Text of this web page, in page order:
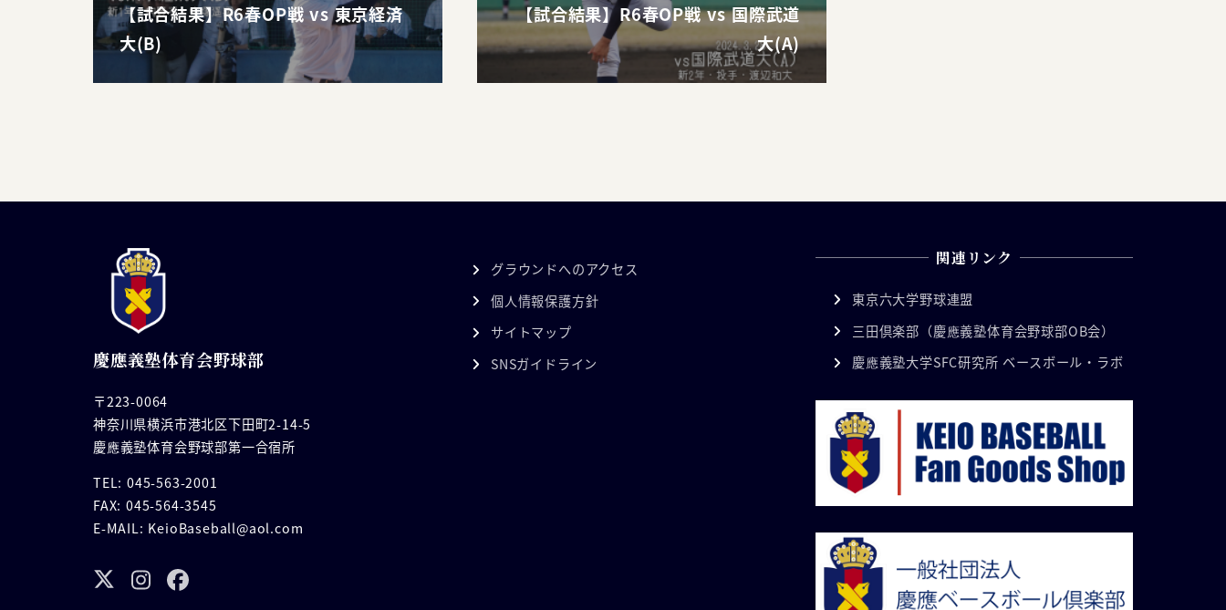
【試合結果】R6春OP戦 vs 東京経済
大(B)
【試合結果】R6春OP戦 vs 国際武道
大(A)
慶應義塾体育会野球部
〒223-0064
神奈川県横浜市港北区下田町2-14-5
慶應義塾体育会野球部第一合宿所
TEL: 045-563-2001
FAX: 045-564-3545
E-MAIL: KeioBaseball@aol.com
グラウンドへのアクセス
個人情報保護方針
サイトマップ
SNSガイドライン
関連リンク
東京六大学野球連盟
三田倶楽部（慶應義塾体育会野球部OB会）
慶應義塾大学SFC研究所 ベースボール・ラボ